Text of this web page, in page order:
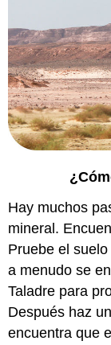
Hay muchos
mineral.
Pruebe el
a menudo se
Taladre para
Después haz
encuentra que